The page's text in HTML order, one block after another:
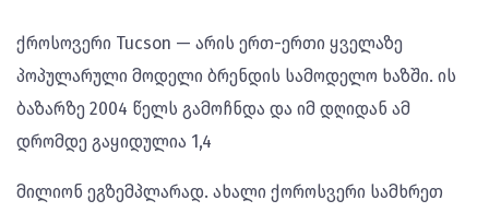
ქროსოვერი Tucson — არის ერთ-ერთი ყველაზე
პოპულარული მოდელი ბრენდის სამოდელო ხაზში. ის
ბაზარზე 2004 წელს გამოჩნდა და იმ დღიდან ამ
დრომდე გაყიდულია 1,4
მილიონ ეგზემპლარად. ახალი ქოროსვერი სამხრეთ